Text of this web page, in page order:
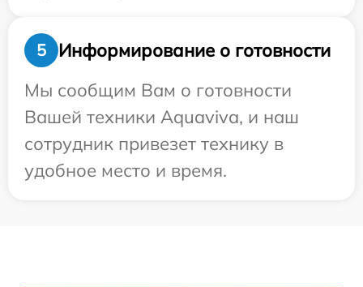
5
Информирование о готовности
Мы сообщим Вам о готовности
Вашей техники Aquaviva, и наш
сотрудник привезет технику в
удобное место и время.